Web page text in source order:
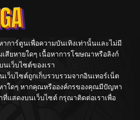
าการ์ตูนเพื่อความบันเทิงเท่านั้นและไม่มี
สียหายใดๆ เนื้อหาการโฆษณาหรือลิงก์
เว็บไซต์ของเรา
ว็บไซต์ถูกเก็บรวบรวมจากอินเทอร์เน็ต
าใดๆ หากคุณหรือองค์กรของคุณมีปัญหา
ที่แสดงบนเว็บไซต์ กรุณาติดต่อเราเพื่อ